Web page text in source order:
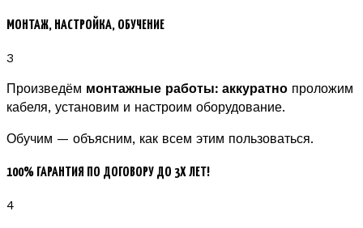
МОНТАЖ, НАСТРОЙКА, ОБУЧЕНИЕ
3
Произведём монтажные работы: аккуратно проложим
кабеля, установим и настроим оборудование.
Обучим — объясним, как всем этим пользоваться.
100% ГАРАНТИЯ ПО ДОГОВОРУ ДО 3Х ЛЕТ!
4